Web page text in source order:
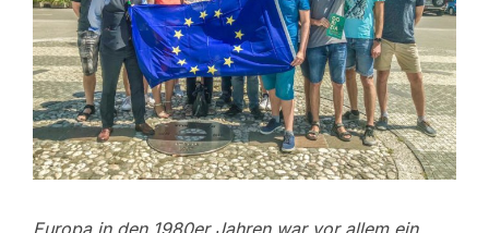
Europa in den 1980er Jahren war vor allem ein